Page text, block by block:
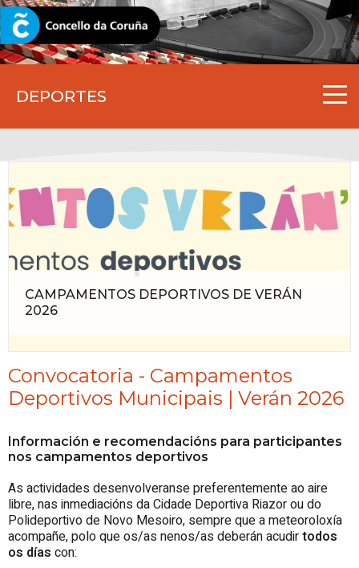
DEPORTES
CORUNA.GAL
CAMPAMENTOS DEPORTIVOS DE VERÁN
2026
Convocatoria - Campamentos
Deportivos Municipais | Verán 2026
Información e recomendacións para participantes
nos campamentos deportivos
As actividades desenvolveranse preferentemente ao aire
libre, nas inmediacións da Cidade Deportiva Riazor ou do
Polideportivo de Novo Mesoiro, sempre que a meteoroloxía
acompañe, polo que os/as nenos/as deberán acudirtodos
os días con: